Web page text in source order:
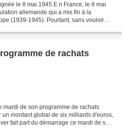
le 8 mai 1945 E n France, le 8 mai
allemande qui a mis fin à la
(1939-1945). Pourtant, sans vouloir
de rachats
mardi de son programme de rachats
montant global de six milliards d'euros,
fait part du démarrage ce mardi de son